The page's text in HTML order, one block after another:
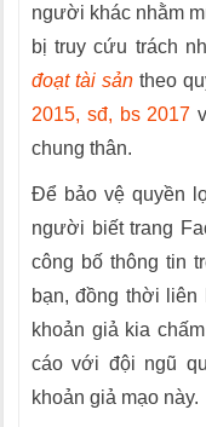
người khác nhằm
bị truy cứu trách
đoạt tài sản theo
2015, sđ, bs 2017
chung thân.
Để bảo vệ quyền
người biết trang
công bố thông tin
bạn, đồng thời
khoản giả kia
cáo với đội ngũ
khoản giả mạo này.